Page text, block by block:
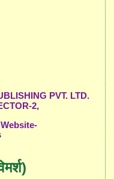
PVT. LTD.
2,